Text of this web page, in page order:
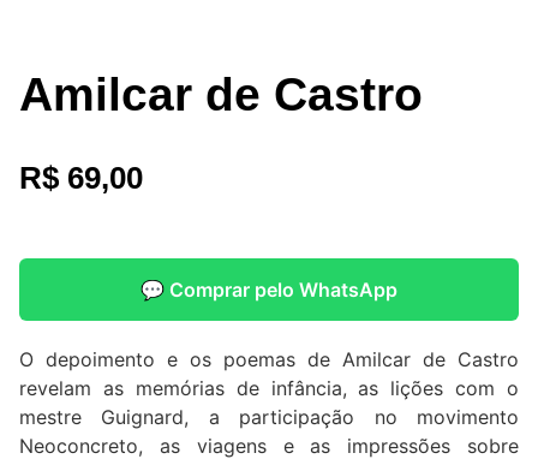
Amilcar de Castro
R$ 69,00
💬 Comprar pelo WhatsApp
O depoimento e os poemas de Amilcar de Castro
revelam as memórias de infância, as lições com o
mestre Guignard, a participação no movimento
Neoconcreto, as viagens e as impressões sobre